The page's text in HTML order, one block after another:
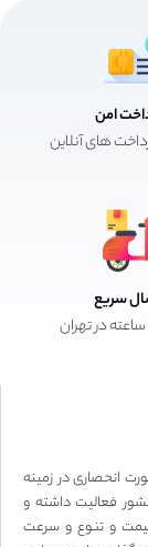
امن
های آنلاین
سریع
از سال 1398 تا کنون بصورت انحصاری در زمینه
فعالیت داشته و
و تنوع و سرعت